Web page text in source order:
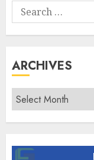
Search
for:
ARCHIVES
Archives